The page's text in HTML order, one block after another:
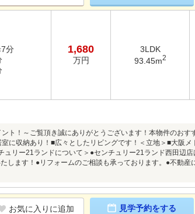
分
1,680
万円
3LDK
93.45m2
ト！～ご覧頂き誠にありがとうございます！本物件のおす
に収納あり！■広々としたリビングです！＜立地＞■大阪
ュリー21ランドについて＞●センチュリー21ランド西田辺
します！●リフォームのご相談も承っております。●不動産
お気に入りに追加 見学予約をする